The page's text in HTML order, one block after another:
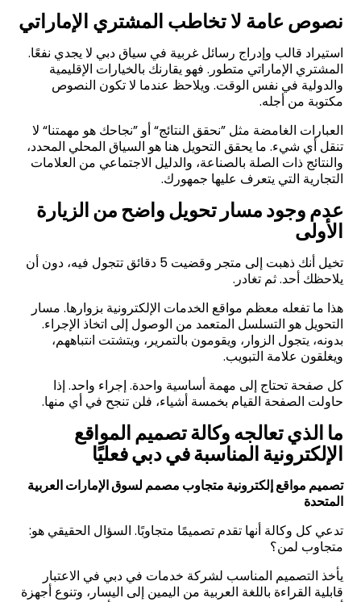
نصوص عامة لا تخاطب المشتري الإماراتي
استيراد قالب وإدراج رسائل غربية في سياق دبي لا يجدي نفعًا.
المشتري الإماراتي متطور. فهو يقارنك بالخيارات الإقليمية
والدولية في نفس الوقت. ويلاحظ عندما لا تكون النصوص
مكتوبة من أجله.
العبارات الغامضة مثل ”نحقق النتائج“ أو ”نجاحك هو مهمتنا“ لا
تنقل أي شيء. ما يحقق التحويل هنا هو السياق المحلي المحدد،
والنتائج ذات الصلة بالصناعة، والدليل الاجتماعي من العلامات
التجارية التي يتعرف عليها جمهورك.
عدم وجود مسار تحويل واضح من الزيارة
الأولى
تخيل أنك ذهبت إلى متجر وقضيت 5 دقائق تتجول فيه، دون أن
يلاحظك أحد. ثم تغادر .
هذا ما تفعله معظم مواقع الخدمات الإلكترونية بزوارها. مسار
التحويل هو التسلسل المتعمد من الوصول إلى اتخاذ الإجراء.
بدونه، يتجول الزوار، ويقومون بالتمرير، ويتشتت انتباههم،
ويغلقون علامة التبويب.
كل صفحة تحتاج إلى مهمة أساسية واحدة. إجراء واحد. إذا
حاولت الصفحة القيام بخمسة أشياء، فلن تنجح في أي منها.
ما الذي تعالجه وكالة تصميم المواقع
الإلكترونية المناسبة في دبي فعليًا
تصميم مواقع إلكترونية متجاوب مصمم لسوق الإمارات العربية
المتحدة
تدعي كل وكالة أنها تقدم تصميمًا متجاوبًا. السؤال الحقيقي هو:
متجاوب لمن؟
يأخذ التصميم المناسب لشركة خدمات في دبي في الاعتبار
قابلية القراءة باللغة العربية من اليمين إلى اليسار، وتنوع أجهزة